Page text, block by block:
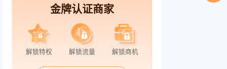
金牌认证商家
解锁特权 解锁流量 解锁商机